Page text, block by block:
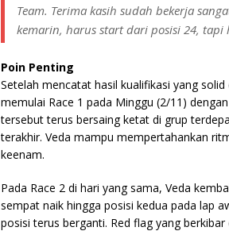
Team. Terima kasih sudah bekerja
kemarin, harus start dari posisi 24,
Poin Penting
Setelah mencatat hasil kualifikasi yang
memulai Race 1 pada Minggu (2/11)
tersebut terus bersaing ketat di grup
terakhir. Veda mampu mempertahankan
keenam.
Pada Race 2 di hari yang sama, Veda
sempat naik hingga posisi kedua pada lap
posisi terus berganti. Red flag yang